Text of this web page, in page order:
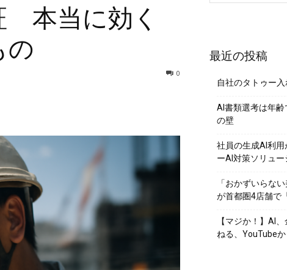
本当に効く
の
0
最近の投稿
自社のタトゥー
AI書類選考は年
の壁
社員の生成AI利
ーAI対策ソリュ
「おかずいらな
が首都圏4店舗で
【マジか！】AI
ねる、YouTube